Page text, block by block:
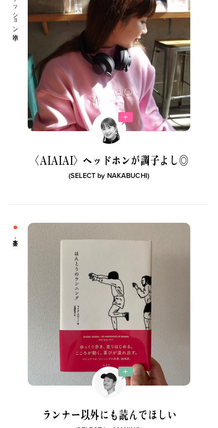
〈AIAIAI〉ヘッドホンが調子よし◎
(SELECT by NAKABUCHI)
ランナー以外にも読んでほしい